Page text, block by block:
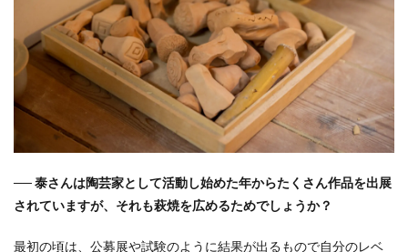
── 泰さんは陶芸家として活動し始めた年からたくさん作品を出展
されていますが、それも萩焼を広めるためでしょうか？
最初の頃は、公募展や試験のように結果が出るもので自分のレベ